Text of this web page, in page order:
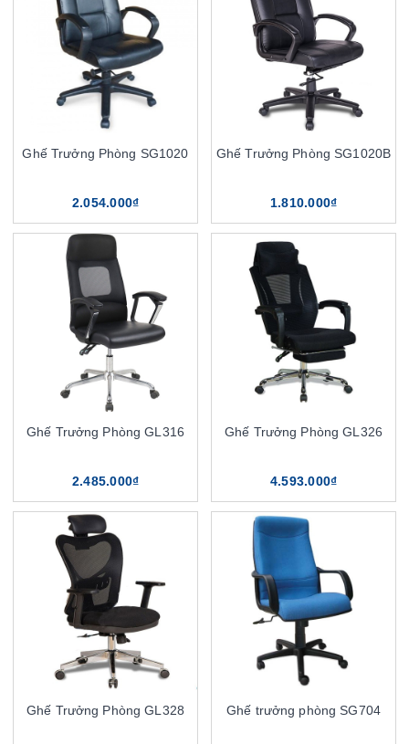
Ghế Trưởng Phòng SG1020
2.054.000₫
Ghế Trưởng Phòng SG1020B
1.810.000₫
Ghế Trưởng Phòng GL316
2.485.000₫
Ghế Trưởng Phòng GL326
4.593.000₫
Ghế Trưởng Phòng GL328 Ghế trưởng phòng SG704